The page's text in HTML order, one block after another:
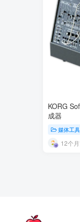
KORG
成器
媒体工具
12个